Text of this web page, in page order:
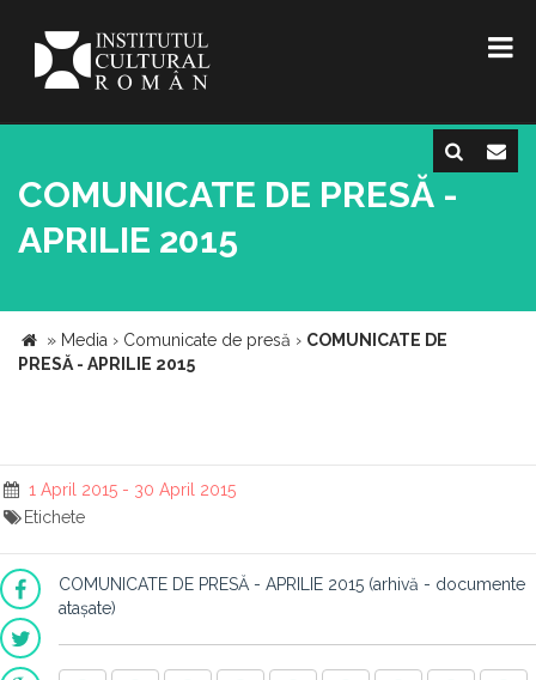
COMUNICATE DE PRESĂ -
APRILIE 2015
» Media › Comunicate de presă › COMUNICATE DE
PRESĂ - APRILIE 2015
1 April 2015 - 30 April 2015
Etichete
COMUNICATE DE PRESĂ - APRILIE 2015 (arhivă - documente
atașate)